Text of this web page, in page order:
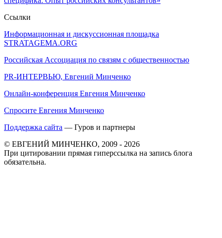
Ссылки
Информационная и дискуссионная площадка
STRATAGEMA.ORG
Российская Ассоциация по связям с общественностью
PR-ИНТЕРВЬЮ, Евгений Минченко
Онлайн-конференция Евгения Минченко
Спросите Евгения Минченко
Поддержка сайта — Гуров и партнеры
© ЕВГЕНИЙ МИНЧЕНКО, 2009 - 2026
При цитировании прямая гиперссылка на запись блога
обязательна.